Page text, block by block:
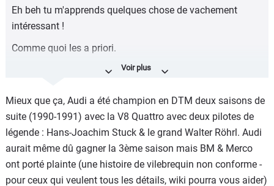
Eh beh tu m'apprends quelques chose de vachement
intéressant !
Comme quoi les a priori.
Bon j'imagine qu'elle n'avait plus rien à voir avec celle
Mieux que ça, Audi a été champion en DTM deux saisons de
suite (1990-1991) avec la V8 Quattro avec deux pilotes de
légende : Hans-Joachim Stuck & le grand Walter Röhrl. Audi
aurait même dû gagner la 3ème saison mais BM & Merco
ont porté plainte (une histoire de vilebrequin non conforme -
pour ceux qui veulent tous les détails, wiki pourra vous aider)